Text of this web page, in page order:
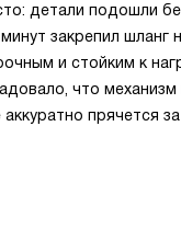
детали подошли
закрепил шланг
и стойким к
что
прячется